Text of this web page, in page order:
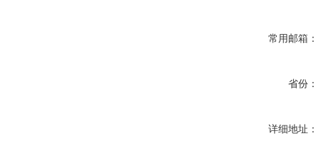
常用邮箱：
省份：
详细地址：